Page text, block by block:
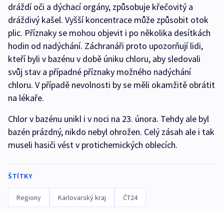
dráždí oči a dýchací orgány, způsobuje křečovitý a
dráždivý kašel. Vyšší koncentrace může způsobit otok
plic. Příznaky se mohou objevit i po několika desítkách
hodin od nadýchání. Záchranáři proto upozorňují lidi,
kteří byli v bazénu v době úniku chloru, aby sledovali
svůj stav a případné příznaky možného nadýchání
chloru. V případě nevolnosti by se měli okamžitě obrátit
na lékaře.
Chlor v bazénu unikl i v noci na 23. února. Tehdy ale byl
bazén prázdný, nikdo nebyl ohrožen. Celý zásah ale i tak
museli hasiči vést v protichemických oblecích.
ŠTÍTKY
Regiony Karlovarský kraj ČT24